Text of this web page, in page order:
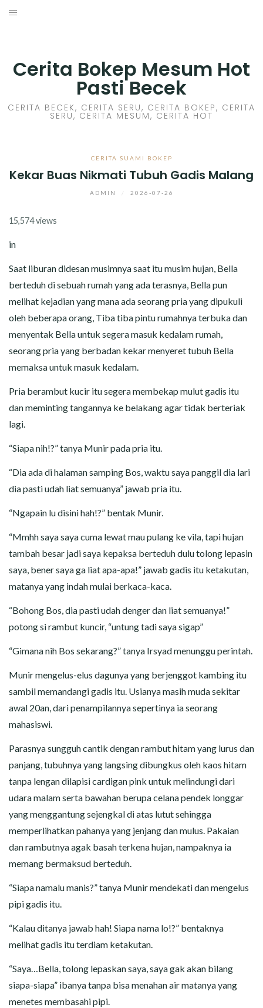
Skip
Cerita Bokep Mesum Hot
Pasti Becek
CERITA BECEK, CERITA SERU, CERITA BOKEP, CERITA
SERU, CERITA MESUM, CERITA HOT
CERITA SUAMI BOKEP
Kekar Buas Nikmati Tubuh Gadis Malang
ADMIN 2026-07-26
15,574 views
in
Saat liburan didesan musimnya saat itu musim hujan, Bella
berteduh di sebuah rumah yang ada terasnya, Bella pun
melihat kejadian yang mana ada seorang pria yang dipukuli
oleh beberapa orang, Tiba tiba pintu rumahnya terbuka dan
menyentak Bella untuk segera masuk kedalam rumah,
seorang pria yang berbadan kekar menyeret tubuh Bella
memaksa untuk masuk kedalam.
Pria berambut kucir itu segera membekap mulut gadis itu
dan meminting tangannya ke belakang agar tidak berteriak
lagi.
“Siapa nih!?” tanya Munir pada pria itu.
“Dia ada di halaman samping Bos, waktu saya panggil dia lari
dia pasti udah liat semuanya” jawab pria itu.
“Ngapain lu disini hah!?” bentak Munir.
“Mmhh saya saya cuma lewat mau pulang ke vila, tapi hujan
tambah besar jadi saya kepaksa berteduh dulu tolong lepasin
saya, bener saya ga liat apa-apa!” jawab gadis itu ketakutan,
matanya yang indah mulai berkaca-kaca.
“Bohong Bos, dia pasti udah denger dan liat semuanya!”
potong si rambut kuncir, “untung tadi saya sigap”
“Gimana nih Bos sekarang?” tanya Irsyad menunggu perintah.
Munir mengelus-elus dagunya yang berjenggot kambing itu
sambil memandangi gadis itu. Usianya masih muda sekitar
awal 20an, dari penampilannya sepertinya ia seorang
mahasiswi.
Parasnya sungguh cantik dengan rambut hitam yang lurus dan
panjang, tubuhnya yang langsing dibungkus oleh kaos hitam
tanpa lengan dilapisi cardigan pink untuk melindungi dari
udara malam serta bawahan berupa celana pendek longgar
yang menggantung sejengkal di atas lutut sehingga
memperlihatkan pahanya yang jenjang dan mulus. Pakaian
dan rambutnya agak basah terkena hujan, nampaknya ia
memang bermaksud berteduh.
“Siapa namalu manis?” tanya Munir mendekati dan mengelus
pipi gadis itu.
“Kalau ditanya jawab hah! Siapa nama lo!?” bentaknya
melihat gadis itu terdiam ketakutan.
“Saya…Bella, tolong lepaskan saya, saya gak akan bilang
siapa-siapa” ibanya tanpa bisa menahan air matanya yang
menetes membasahi pipi.
CERITA SEX HOT
CERITA SKANDAL
CERITA MALAM
CERITA SEMPROT
CERITA SPERMA
CERITA HOT MAMA
CERITA TANTE SEXY
CERITA ISTRI SELINGKUH